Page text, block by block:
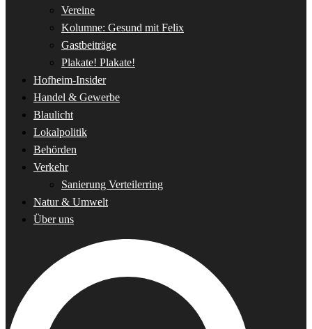
Vereine
Kolumne: Gesund mit Felix
Gastbeiträge
Plakate! Plakate!
Hofheim-Insider
Handel & Gewerbe
Blaulicht
Lokalpolitik
Behörden
Verkehr
Sanierung Verteilerring
Natur & Umwelt
Über uns